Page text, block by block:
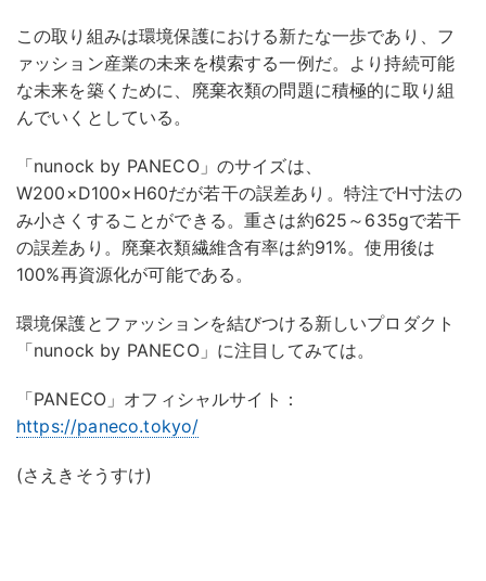
この取り組みは環境保護における新たな一歩であり、フ
ァッション産業の未来を模索する一例だ。より持続可能
な未来を築くために、廃棄衣類の問題に積極的に取り組
んでいくとしている。
「nunock by PANECO」のサイズは、
W200×D100×H60だが若干の誤差あり。特注でH寸法の
み小さくすることができる。重さは約625～635gで若干
の誤差あり。廃棄衣類繊維含有率は約91%。使用後は
100%再資源化が可能である。
環境保護とファッションを結びつける新しいプロダクト
「nunock by PANECO」に注目してみては。
「PANECO」オフィシャルサイト：
https://paneco.tokyo/
(さえきそうすけ)